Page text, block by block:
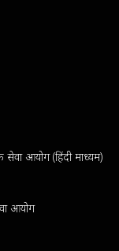
सेवा आयोग (हिंदी माध्यम)
आयोग